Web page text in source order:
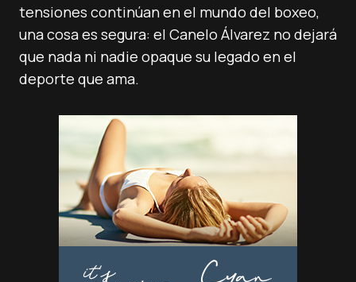
tensiones continúan en el mundo del boxeo,
una cosa es segura: el Canelo Álvarez no dejará
que nada ni nadie opaque su legado en el
deporte que ama.